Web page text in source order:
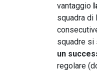
vantaggio
squadra di
squadre si
un
regolare